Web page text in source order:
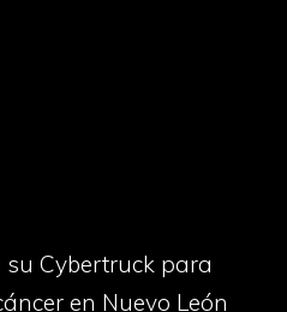
Cybertruck para
en Nuevo León